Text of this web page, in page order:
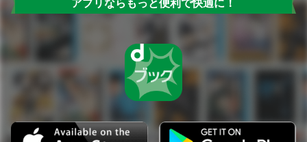
アプリならもっと便利で快適に！